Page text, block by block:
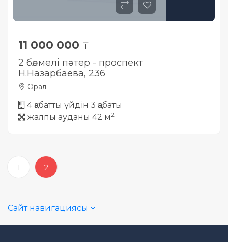
11 000 000 ₸
2 бөлмелі пәтер - проспект
Н.Назарбаева, 236
Орал
4 қабатты үйдін 3 қабаты
жалпы ауданы 42 м2
1 2
Сайт навигациясы